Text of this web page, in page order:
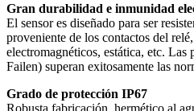
Gran durabilidad e inmunidad
El sensor es diseñado para ser
proveniente de los contactos del
electromagnéticos, estática, etc. Las
Failen) superan exitosamente las
Grado de protección IP67
Robusta fabricación, hermético al